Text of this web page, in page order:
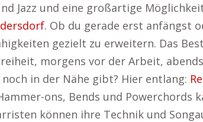
Jazz und eine großartige
. Ob du gerade erst anfängst
gezielt zu erweitern. Das
morgens vor der Arbeit,
in der Nähe gibt? Hier entlang:
ons, Bends und Powerchords
können ihre Technik und